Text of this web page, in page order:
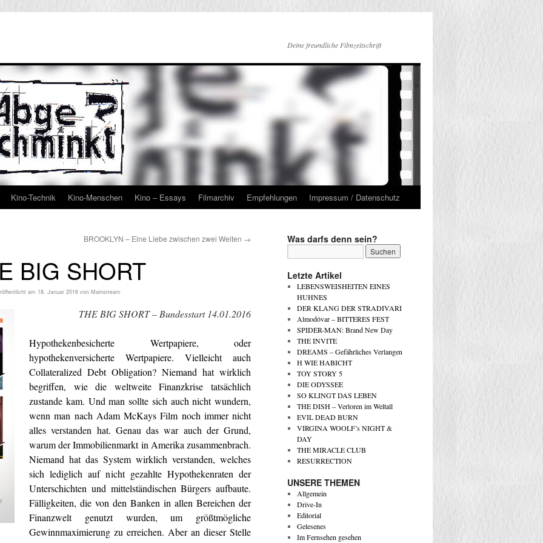
Deine freundliche Filmzeitschrift
Kino-Technik Kino-Menschen Kino – Essays Filmarchiv Empfehlungen Impressum / Datenschutz
BROOKLYN – Eine Liebe zwischen zwei Welten →
BIG SHORT
am 18. Januar 2016 von Mainstream
THE BIG SHORT – Bundesstart 14.01.2016
Hypothekenbesicherte Wertpapiere, oder
hypothekenversicherte Wertpapiere. Vielleicht auch
Collateralized Debt Obligation? Niemand hat wirklich
begriffen, wie die weltweite Finanzkrise tatsächlich
zustande kam. Und man sollte sich auch nicht wundern,
wenn man nach Adam McKays Film noch immer nicht
alles verstanden hat. Genau das war auch der Grund,
warum der Immobilienmarkt in Amerika zusammenbrach.
Niemand hat das System wirklich verstanden, welches
sich lediglich auf nicht gezahlte Hypothekenraten der
Unterschichten und mittelständischen Bürgers aufbaute.
Fälligkeiten, die von den Banken in allen Bereichen der
Finanzwelt genutzt wurden, um größtmögliche
Gewinnmaximierung zu erreichen. Aber an dieser Stelle
Was darfs denn sein?
Letzte Artikel
LEBENSWEISHEITEN EINES
HUHNES
DER KLANG DER STRADIVARI
Almodóvar – BITTERES FEST
SPIDER-MAN: Brand New Day
THE INVITE
DREAMS – Gefährliches Verlangen
H WIE HABICHT
TOY STORY 5
DIE ODYSSEE
SO KLINGT DAS LEBEN
THE DISH – Verloren im Weltall
EVIL DEAD BURN
VIRGINA WOOLF’s NIGHT &
DAY
THE MIRACLE CLUB
RESURRECTION
UNSERE THEMEN
Allgemein
Drive-In
Editorial
Gelesenes
Im Fernsehen gesehen